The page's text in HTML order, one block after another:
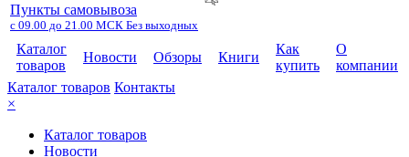
Пункты самовывоза
с 09.00 до 21.00 МСК Без выходных
Каталог
товаров
Новости Обзоры Книги
Как
купить
О
компании
Каталог товаров Контакты
×
Каталог товаров
Новости